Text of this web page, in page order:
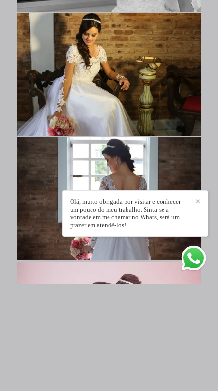
✕
Olá, muito obrigada por visitar e conhecer
um pouco do meu trabalho. Sinta-se a
vontade em me chamar no Whats, será um
prazer em atendê-los!